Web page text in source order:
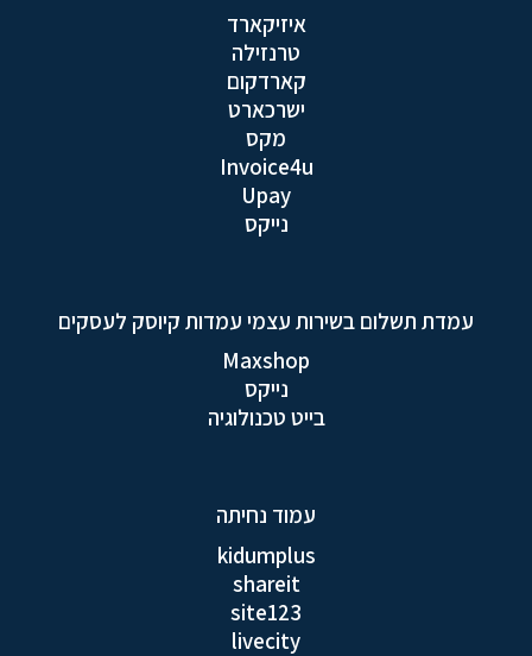
איזיקארד
טרנזילה
קארדקום
ישרכארט
מקס
Invoice4u
Upay
נייקס
עמדת תשלום בשירות עצמי עמדות קיוסק לעסקים
Maxshop
נייקס
בייט טכנולוגיה
עמוד נחיתה
kidumplus
shareit
site123
livecity